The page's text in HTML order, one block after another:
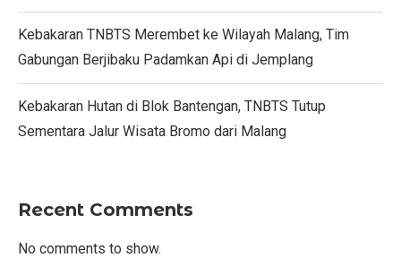
Kebakaran TNBTS Merembet ke Wilayah Malang, Tim
Gabungan Berjibaku Padamkan Api di Jemplang
Kebakaran Hutan di Blok Bantengan, TNBTS Tutup
Sementara Jalur Wisata Bromo dari Malang
Recent Comments
No comments to show.